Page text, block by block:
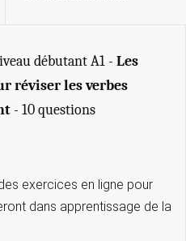
débutant A1 - Les
réviser les verbes
- 10 questions
exercices en ligne pour
dans apprentissage de la